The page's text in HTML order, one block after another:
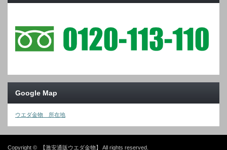
Google Map
ウエダ金物 所在地
Copyright © 【激安通販ウエダ金物】 All rights reserved.